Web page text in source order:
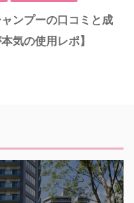
ンプーの口コミと成
気の使用レポ】